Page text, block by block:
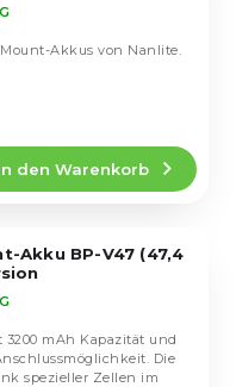
den Warenkorb
Akkus von Nanlite.
Akku BP-V47 (47,4
mAh Kapazität und
Die
spezieller Zellen im